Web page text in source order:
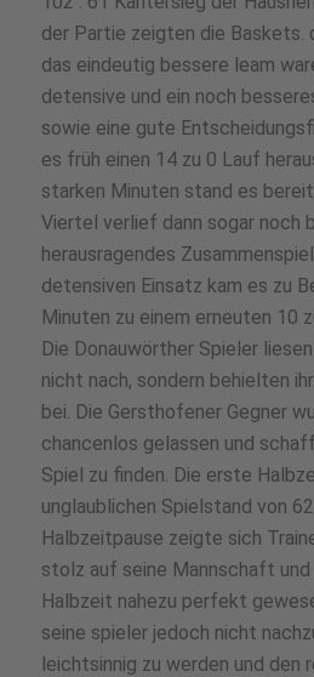
der Partie zeigten die Baskets.
das eindeutig bessere leam
detensive und ein noch
sowie eine gute
es früh einen 14 zu 0 Lauf
starken Minuten stand es
Viertel verlief dann sogar noch
herausragendes
detensiven Einsatz kam es zu
Minuten zu einem erneuten 10
Die Donauwörther Spieler
nicht nach, sondern behielten
bei. Die Gersthofener Gegner
chancenlos gelassen und
Spiel zu finden. Die erste
unglaublichen Spielstand von
Halbzeitpause zeigte sich
stolz auf seine Mannschaft
Halbzeit nahezu perfekt
seine spieler jedoch nicht
leichtsinnig zu werden und den